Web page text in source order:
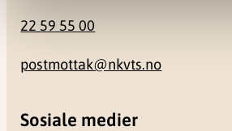
22 59 55 00
postmottak@nkvts.no
Sosiale medier